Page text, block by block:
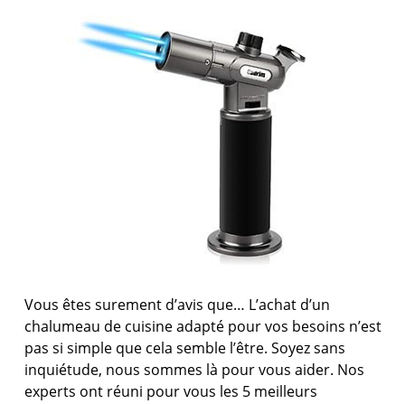
Vous êtes surement d’avis que… L’achat d’un
chalumeau de cuisine adapté pour vos besoins n’est
pas si simple que cela semble l’être. Soyez sans
inquiétude, nous sommes là pour vous aider. Nos
experts ont réuni pour vous les 5 meilleurs